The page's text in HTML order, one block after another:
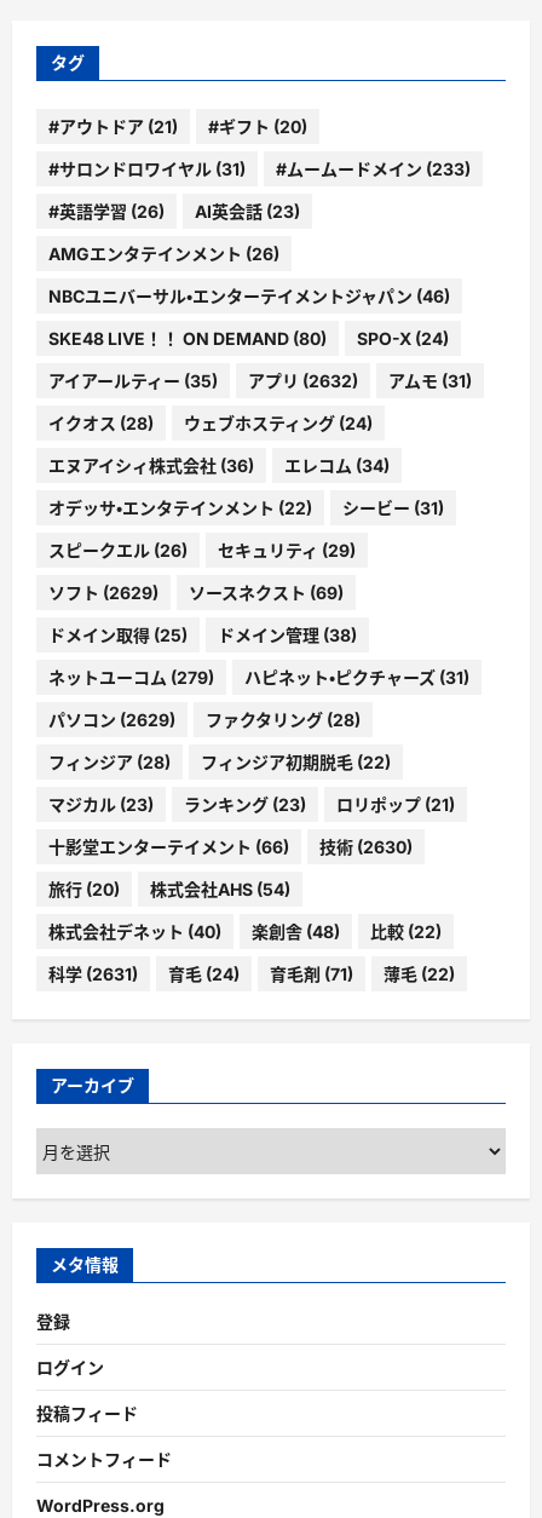
ー
タグ
#アウトドア (21) #ギフト (20)
#サロンドロワイヤル (31) #ムームードメイン (233)
#英語学習 (26) AI英会話 (23)
AMGエンタテインメント (26)
NBCユニバーサル・エンターテイメントジャパン (46)
SKE48 LIVE！！ ON DEMAND (80) SPO-X (24)
アイアールティー (35) アプリ (2632) アムモ (31)
イクオス (28) ウェブホスティング (24)
エヌアイシィ株式会社 (36) エレコム (34)
オデッサ・エンタテインメント (22) シービー (31)
スピークエル (26) セキュリティ (29)
ソフト (2629) ソースネクスト (69)
ドメイン取得 (25) ドメイン管理 (38)
ネットユーコム (279) ハピネット・ピクチャーズ (31)
パソコン (2629) ファクタリング (28)
フィンジア (28) フィンジア初期脱毛 (22)
マジカル (23) ランキング (23) ロリポップ (21)
十影堂エンターテイメント (66) 技術 (2630)
旅行 (20) 株式会社AHS (54)
株式会社デネット (40) 楽創舎 (48) 比較 (22)
科学 (2631) 育毛 (24) 育毛剤 (71) 薄毛 (22)
アーカイブ
ア
ー
カ
ブ
メタ情報
登録
ログイン
投稿フィード
コメントフィード
WordPress.org